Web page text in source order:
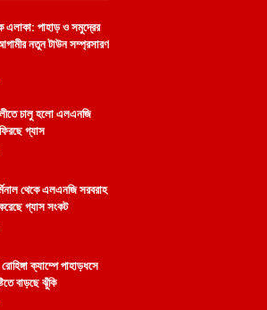
পাহাড় ও সমুদ্রের
নতুন টাউন সম্প্রসারণ
চালু হলো এলএনজি
গ্যাস
থেকে এলএনজি সরবরাহ
গ্যাস সংকট
ক্যাম্পে পাহাড়ধসে
বাড়ছে ঝুঁকি